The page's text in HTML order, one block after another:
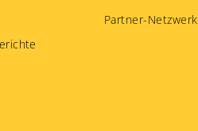
Partner-Netzwerk